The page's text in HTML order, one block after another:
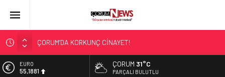
ÇORUM’DA KORKUNÇ CİNAYET!
ASLAN, CUMHURBAŞKANI BAŞDANIŞMANI OLDU
SIR PERDESİ ÇÖZÜLDÜ!
EURO
55,1881
ÇORUM 31°C
PARÇALI BULUTLU